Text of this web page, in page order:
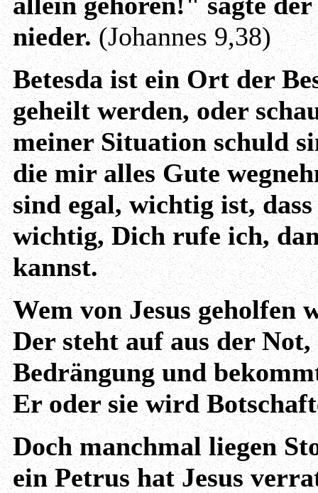
nieder.(Johannes 9,38)
Betesda ist ein Ort der
geheilt werden, oder
meiner Situation schuld
die mir alles Gute
sind egal, wichtig ist,
wichtig, Dich rufe ich,
kannst.
Wem von Jesus geholfen
Der steht auf aus der
Bedrängung und
Er oder sie wird
Doch manchmal liegen
ein Petrus hat Jesus